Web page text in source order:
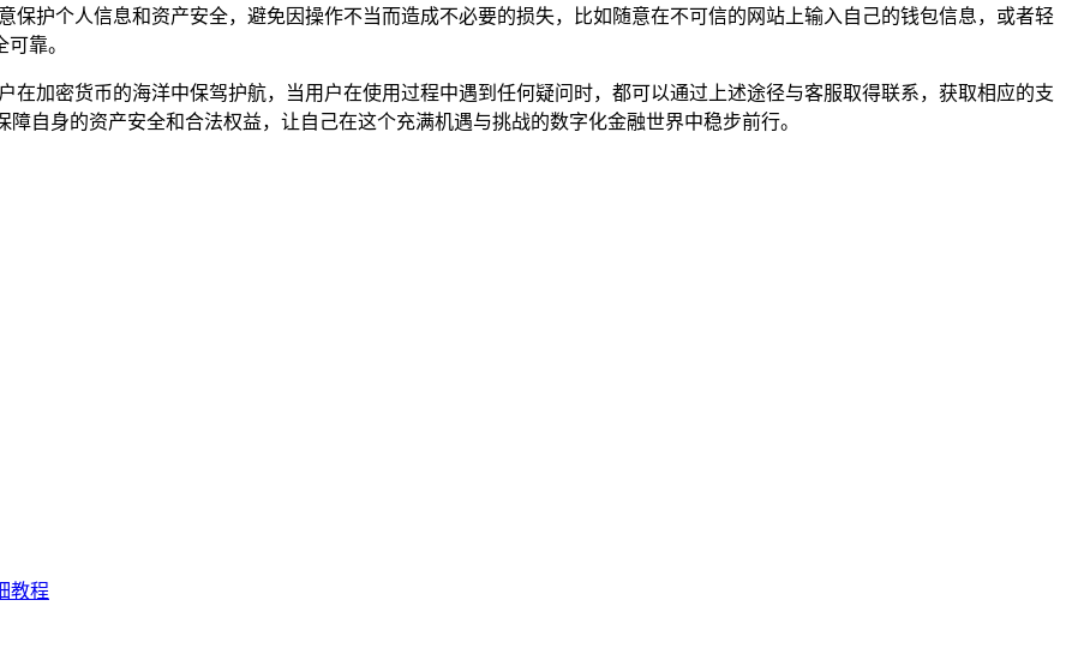
保护个人信息和资产安全，避免因操作不当而造成不必要的损失，比如随意在不可信的网站上输入自己的钱包信息，或者轻
靠。
在加密货币的海洋中保驾护航，当用户在使用过程中遇到任何疑问时，都可以通过上述途径与客服取得联系，获取相应的支
自身的资产安全和合法权益，让自己在这个充满机遇与挑战的数字化金融世界中稳步前行。
教程